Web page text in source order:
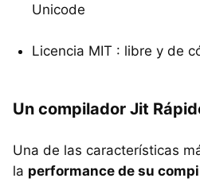
Unicode
Licencia MIT : libre y de
Un compilador Jit
Una de las características
la performance de su